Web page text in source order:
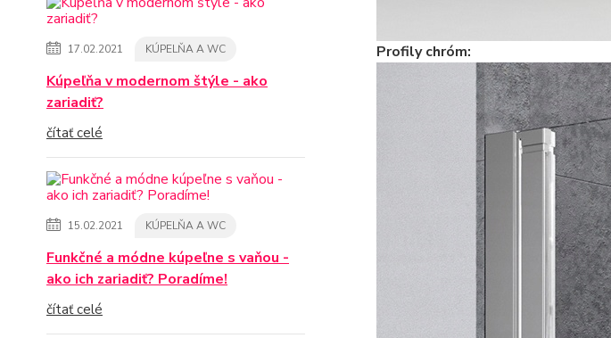
17.02.2021 KÚPELŇA A WC
Kúpeľňa v modernom štýle - ako
zariadiť?
čítať celé
15.02.2021 KÚPELŇA A WC
Funkčné a módne kúpeľne s vaňou -
ako ich zariadiť? Poradíme!
čítať celé
Profily chróm: